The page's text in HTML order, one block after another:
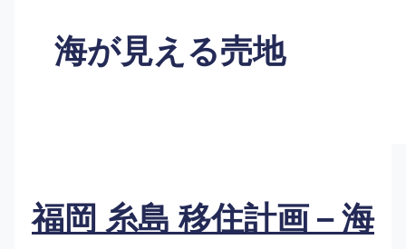
海が見える売地
福岡 糸島 移住計画 – 海